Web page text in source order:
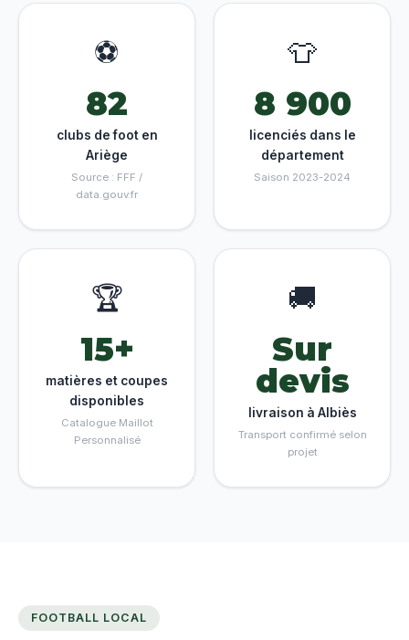
⚽
82
clubs de foot en
Ariège
Source : FFF /
data.gouv.fr
👕
8 900
licenciés dans le
département
Saison 2023-2024
🏆
15+
matières et coupes
disponibles
Catalogue Maillot
Personnalisé
🚚
Sur
devis
livraison à Albiès
Transport confirmé selon
projet
FOOTBALL LOCAL